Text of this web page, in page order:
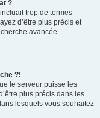
?
trop de termes
d’être plus précis et
avancée.
?!
le serveur puisse les
plus précis dans les
lesquels vous souhaitez